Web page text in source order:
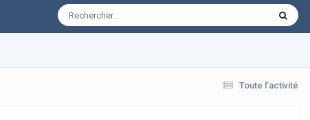
Toute l’activité